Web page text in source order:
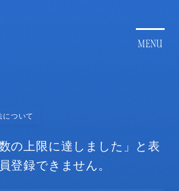
について
の上限に達しました」と表
登録できません。